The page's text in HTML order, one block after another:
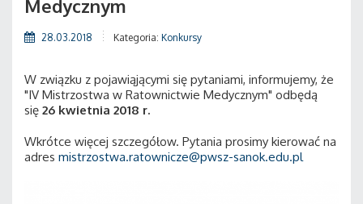
Medycznym
28.03.2018 Kategoria: Konkursy
W związku z pojawiąjącymi się pytaniami, informujemy, że
"IV Mistrzostwa w Ratownictwie Medycznym" odbędą
się 26 kwietnia 2018 r.
Wkrótce więcej szczegółow. Pytania prosimy kierować na
adres mistrzostwa.ratownicze@pwsz-sanok.edu.pl